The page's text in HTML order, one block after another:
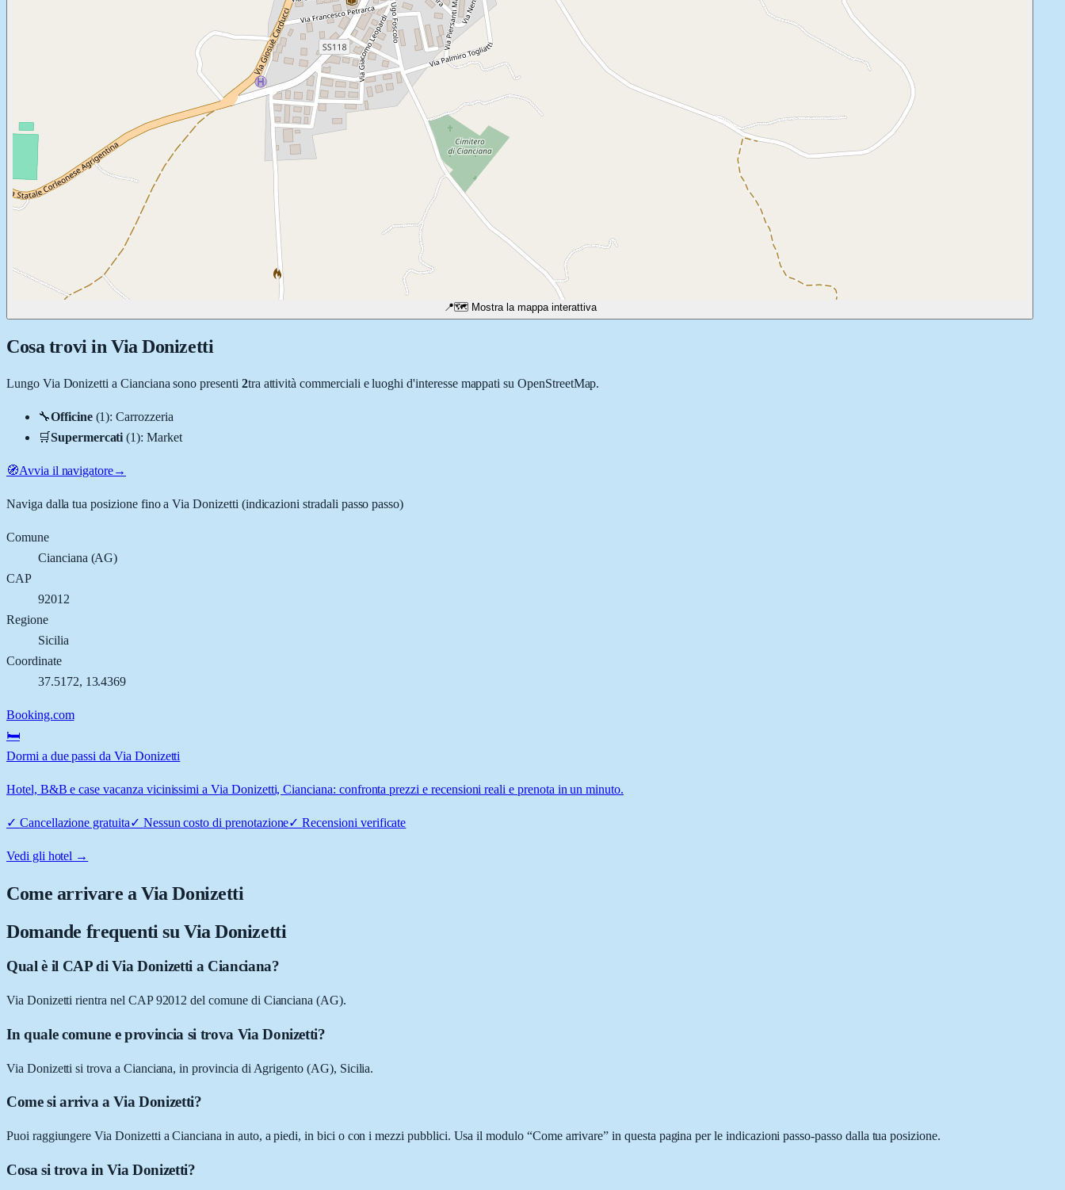
📍🗺️ Mostra la mappa interattiva
Cosa trovi in Via Donizetti
Lungo Via Donizetti a Cianciana sono presenti 2tra attività commerciali e luoghi d'interesse mappati su OpenStreetMap.
🔧Officine (1):Carrozzeria
🛒Supermercati (1):Market
🧭Avvia il navigatore→
Naviga dalla tua posizione fino aVia Donizetti (indicazioni stradali passo passo)
Comune
Cianciana (AG)
CAP
92012
Regione
Sicilia
Coordinate
37.5172, 13.4369
Booking.com
🛏️
Dormi a due passi da Via Donizetti
Hotel, B&B e case vacanza vicinissimi a Via Donizetti, Cianciana: confronta prezzi e recensioni reali e prenota in un minuto.
✓ Cancellazione gratuita✓ Nessun costo di prenotazione✓Recensioni verificate
Vedi gli hotel →
Come arrivare aVia Donizetti
Domande frequenti su Via Donizetti
Qual è il CAP di Via Donizetti a Cianciana?
Via Donizetti rientra nel CAP 92012 del comune di Cianciana (AG).
In quale comune e provincia si trova Via Donizetti?
Via Donizetti si trova a Cianciana, in provincia di Agrigento (AG), Sicilia.
Come si arriva a Via Donizetti?
Puoi raggiungere Via Donizetti a Cianciana in auto, a piedi, in bici o con i mezzi pubblici. Usa il modulo “Come arrivare” in questa pagina per le indicazioni passo-passo dalla tua posizione.
Cosa si trova in Via Donizetti?